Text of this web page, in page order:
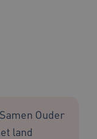
Ouder
land